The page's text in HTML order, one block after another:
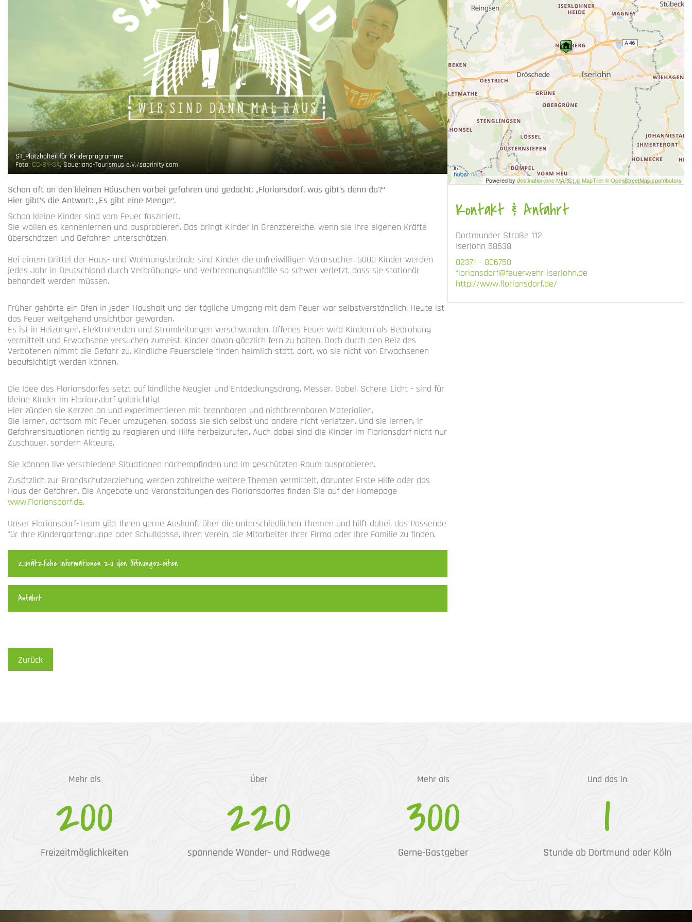
ST_Platzhalter für Kinderprogramme
Foto: CC-BY-SA, Sauerland-Tourismus e.V./sabrinity.com
Schon oft an den kleinen Häuschen vorbei gefahren und gedacht: „Floriansdorf, was gibt’s denn da?“
Hier gibt’s die Antwort: „Es gibt eine Menge“.
Schon kleine Kinder sind vom Feuer fasziniert.
Sie wollen es kennenlernen und ausprobieren. Das bringt Kinder in Grenzbereiche, wenn sie ihre eigenen Kräfte
überschätzen und Gefahren unterschätzen.
Bei einem Drittel der Haus- und Wohnungsbrände sind Kinder die unfreiwilligen Verursacher. 6000 Kinder werden
jedes Jahr in Deutschland durch Verbrühungs- und Verbrennungsunfälle so schwer verletzt, dass sie stationär
behandelt werden müssen.
Früher gehörte ein Ofen in jeden Haushalt und der tägliche Umgang mit dem Feuer war selbstverständlich. Heute ist
das Feuer weitgehend unsichtbar geworden.
Es ist in Heizungen, Elektroherden und Stromleitungen verschwunden. Offenes Feuer wird Kindern als Bedrohung
vermittelt und Erwachsene versuchen zumeist, Kinder davon gänzlich fern zu halten. Doch durch den Reiz des
Verbotenen nimmt die Gefahr zu. Kindliche Feuerspiele finden heimlich statt, dort, wo sie nicht von Erwachsenen
beaufsichtigt werden können.
Die Idee des Floriansdorfes setzt auf kindliche Neugier und Entdeckungsdrang. Messer, Gabel, Schere, Licht - sind für
kleine Kinder im Floriansdorf goldrichtig!
Hier zünden sie Kerzen an und experimentieren mit brennbaren und nichtbrennbaren Materialien.
Sie lernen, achtsam mit Feuer umzugehen, sodass sie sich selbst und andere nicht verletzen. Und sie lernen, in
Gefahrensituationen richtig zu reagieren und Hilfe herbeizurufen. Auch dabei sind die Kinder im Floriansdorf nicht nur
Zuschauer, sondern Akteure.
Sie können live verschiedene Situationen nachempfinden und im geschützten Raum ausprobieren.
Zusätzlich zur Brandschutzerziehung werden zahlreiche weitere Themen vermittelt, darunter Erste Hilfe oder das
Haus der Gefahren. Die Angebote und Veranstaltungen des Floriansdorfes finden Sie auf der Homepage
www.Floriansdorf.de.
Unser Floriansdorf-Team gibt Ihnen gerne Auskunft über die unterschiedlichen Themen und hilft dabei, das Passende
für Ihre Kindergartengruppe oder Schulklasse, Ihren Verein, die Mitarbeiter Ihrer Firma oder Ihre Familie zu finden.
Zusätzliche Informationen zu den Öffnungszeiten
Anfahrt
Powered bydestination.one MAPS| © MapTiler © OpenStreetMap contributors
Kontakt & Anfahrt
Dortmunder Straße 112
Iserlohn 58638
02371 - 806750
floriansdorf@feuerwehr-iserlohn.de
http://www.floriansdorf.de/
Zurück
Mehr als
200
Freizeitmöglichkeiten
Über
220
spannende Wander- und Radwege
Mehr als
300
Gerne-Gastgeber
Und das in
1
Stunde ab Dortmund oder Köln